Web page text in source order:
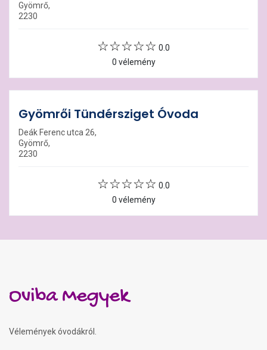
Gyömrő,
2230
0.0
0 vélemény
Gyömrői Tündérsziget Óvoda
Deák Ferenc utca 26,
Gyömrő,
2230
0.0
0 vélemény
Oviba Megyek
Vélemények óvodákról.